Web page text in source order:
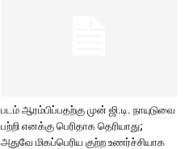
படம் ஆரம்பிப்பதற்கு முன் ஜி.டி. நாயுடுவை
பற்றி எனக்கு பெரிதாக தெரியாது;
அதுவே மிகப்பெரிய குற்ற உணர்ச்சியாக